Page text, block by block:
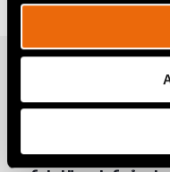
Mail
Relaterade
Natalia